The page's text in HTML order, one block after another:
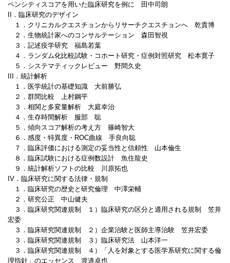
ペンシティスコアを用いた臨床研究を例に 田中司朗
II．臨床研究のデザイン
１．クリニカルクエスチョンからリサーチクエスチョンへ 乾貴博
２．生物統計家へのコンサルテーション 森田智視
３．記述疫学研究 福島若葉
４．ランダム化比較試験・コホート研究・症例対照研究 松本寛子
５．システマティックレビュー 野間久史
III．統計解析
１．医学統計の基礎知識 大前勝弘
２．群間比較 上村鋼平
３．相関と多変量解析 大庭幸治
４．生存時間解析 服部 聡
５．傾向スコア解析の考え方 篠崎智大
６．感度・特異度・ROC曲線 手良向聡
７．臨床評価における測定の妥当性と信頼性 山本倫生
８．臨床試験における症例数設計 魚住龍史
９．統計解析ソフトの比較 川原拓也
IV．臨床研究に関する法律・規制
１．臨床研究の歴史と研究倫理 中澤栄輔
２．研究公正 中山健夫
３．臨床研究関連規制 １）臨床研究の区分と適用される規制 笠井
宏委
３．臨床研究関連規制 ２）企業治験と医師主導治験 笠井宏委
３．臨床研究関連規制 ３）臨床研究法 山本洋一
３．臨床研究関連規制 ４）「人を対象とする医学系研究に関する倫
理指針」のエッセンス 渡邉卓也